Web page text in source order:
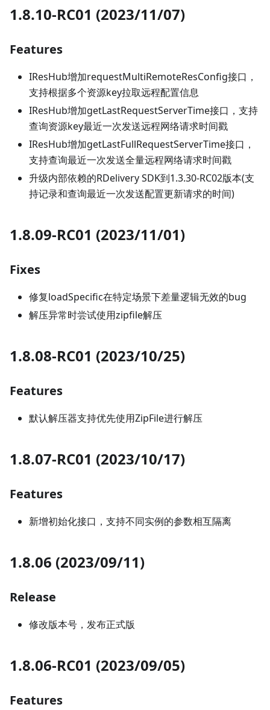
1.8.10-RC01 (2023/11/07)
Features
IResHub增加requestMultiRemoteResConfig接口，
支持根据多个资源key拉取远程配置信息
IResHub增加getLastRequestServerTime接口，支持
查询资源key最近一次发送远程网络请求时间戳
IResHub增加getLastFullRequestServerTime接口，
支持查询最近一次发送全量远程网络请求时间戳
升级内部依赖的RDelivery SDK到1.3.30-RC02版本(支
持记录和查询最近一次发送配置更新请求的时间)
1.8.09-RC01 (2023/11/01)
Fixes
修复loadSpecific在特定场景下差量逻辑无效的bug
解压异常时尝试使用zipfile解压
1.8.08-RC01 (2023/10/25)
Features
默认解压器支持优先使用ZipFile进行解压
1.8.07-RC01 (2023/10/17)
Features
新增初始化接口，支持不同实例的参数相互隔离
1.8.06 (2023/09/11)
Release
修改版本号，发布正式版
1.8.06-RC01 (2023/09/05)
Features